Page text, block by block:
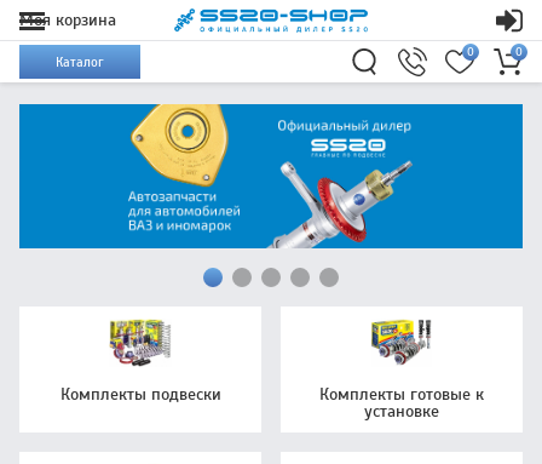
Моя корзина
Каталог
0
0
Комплекты подвески
Комплекты готовые к
установке